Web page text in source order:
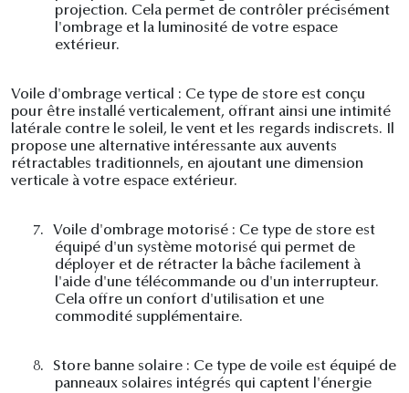
projection. Cela permet de contrôler précisément
l'ombrage et la luminosité de votre espace
extérieur.
Voile d'ombrage vertical : Ce type de store est conçu
pour être installé verticalement, offrant ainsi une intimité
latérale contre le soleil, le vent et les regards indiscrets. Il
propose une alternative intéressante aux auvents
rétractables traditionnels, en ajoutant une dimension
verticale à votre espace extérieur.
7.
Voile d'ombrage motorisé : Ce type de store est
équipé d'un système motorisé qui permet de
déployer et de rétracter la bâche facilement à
l'aide d'une télécommande ou d'un interrupteur.
Cela offre un confort d'utilisation et une
commodité supplémentaire.
8.
Store banne solaire : Ce type de voile est équipé de
panneaux solaires intégrés qui captent l'énergie